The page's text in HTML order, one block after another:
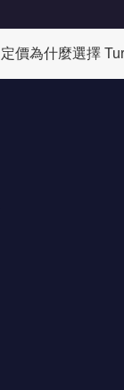
定價為什麼選擇